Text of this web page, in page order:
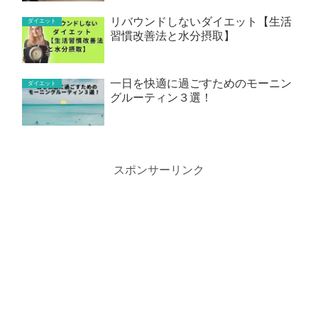
ダイエット
リバウンドしないダイエット【生活
習慣改善法と水分摂取】
ダイエット
一日を快適に過ごすためのモーニン
グルーティン３選！
スポンサーリンク